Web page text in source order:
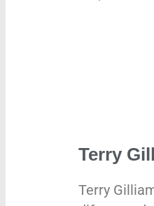
Terry
Terry